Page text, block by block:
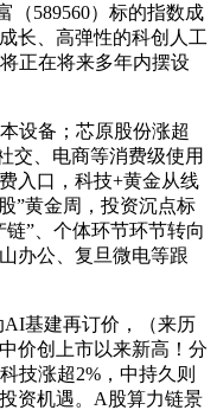
（589560）标的指数成
长、高弹性的科创人工
正在将来多年内摆设
备；芯原股份涨超
交、电商等消费级使用
入口，科技+黄金从线
”黄金周，投资沉点标
”、个体环节环节转向
办公、复旦微电等跟
基建再订价，（来历
价创上市以来新高！分
技涨超2%，中持久则
资机遇。A股算力链景